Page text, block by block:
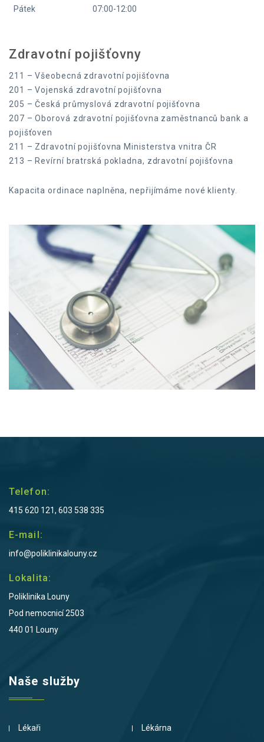
Pátek 07:00-12:00
Zdravotní pojišťovny
211 – Všeobecná zdravotní pojišťovna
201 – Vojenská zdravotní pojišťovna
205 – Česká průmyslová zdravotní pojišťovna
207 – Oborová zdravotní pojišťovna zaměstnanců bank a
pojišťoven
211 – Zdravotní pojišťovna Ministerstva vnitra ČR
213 – Revírní bratrská pokladna, zdravotní pojišťovna
Kapacita ordinace naplněna, nepřijímáme nové klienty.
Telefon:
415 620 121, 603 538 335
E-mail:
info@poliklinikalouny.cz
Lokalita:
Poliklinika Louny
Pod nemocnicí 2503
440 01 Louny
Naše služby
Lékaři Lékárna